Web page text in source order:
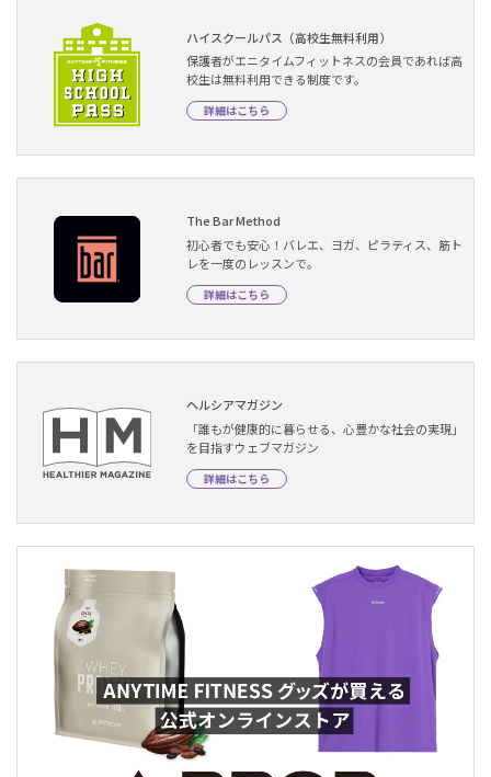
ハイスクールパス（高校生無料利用）
保護者がエニタイムフィットネスの会員であれば高
校生は無料利用できる制度です。
詳細はこちら
The Bar Method
初心者でも安心！バレエ、ヨガ、ピラティス、筋ト
レを一度のレッスンで。
詳細はこちら
ヘルシアマガジン
「誰もが健康的に暮らせる、心豊かな社会の実現」
を目指すウェブマガジン
詳細はこちら